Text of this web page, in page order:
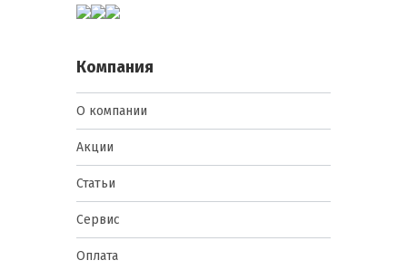
Компания
О компании
Акции
Статьи
Сервис
Оплата